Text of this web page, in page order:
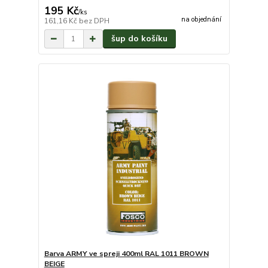
195 Kč/ks
161,16 Kč bez DPH na objednání
šup do košíku
Barva ARMY ve spreji 400ml RAL 1011 BROWN
BEIGE